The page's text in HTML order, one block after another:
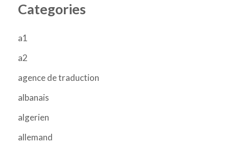
Categories
a1
a2
agence de traduction
albanais
algerien
allemand